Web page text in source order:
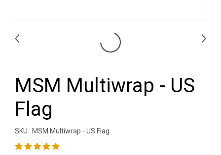
MSM Multiwrap - US
Flag
SKU : MSM Multiwrap - US Flag